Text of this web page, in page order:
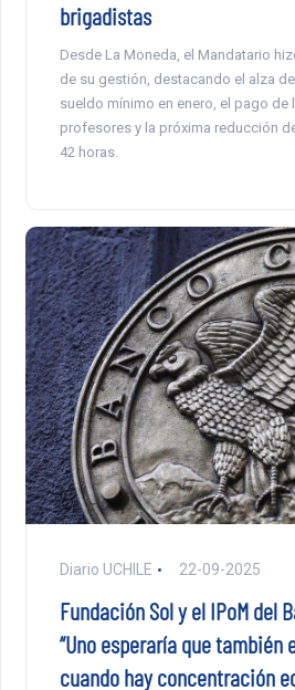
brigadistas
Desde La Moneda, el Mandatario
de su gestión, destacando el alza
sueldo mínimo en enero, el pago de
profesores y la próxima reducción
42 horas.
Diario UCHILE 22-09-2025
Fundación Sol y el IPoM del
“Uno esperaría que
cuando hay concentración